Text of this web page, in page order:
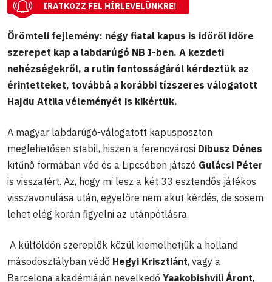
IRATKOZZ FEL HÍRLEVELÜNKRE!
Örömteli fejlemény: négy fiatal kapus is időről időre
szerepet kap a labdarúgó NB I-ben. A kezdeti
nehézségekről, a rutin fontosságáról kérdeztük az
érintetteket, továbbá a korábbi tízszeres válogatott
Hajdu Attila véleményét is kikértük.
A magyar labdarúgó-válogatott kapusposzton
meglehetősen stabil, hiszen a ferencvárosi Dibusz Dénes
kitűnő formában véd és a Lipcsében játszó Gulácsi Péter
is visszatért. Az, hogy mi lesz a két 33 esztendős játékos
visszavonulása után, egyelőre nem akut kérdés, de sosem
lehet elég korán figyelni az utánpótlásra.
A külföldön szereplők közül kiemelhetjük a holland
másodosztályban védő Hegyi Krisztiánt, vagy a
Barcelona akadémiáján nevelkedő Yaakobishvili Áront,